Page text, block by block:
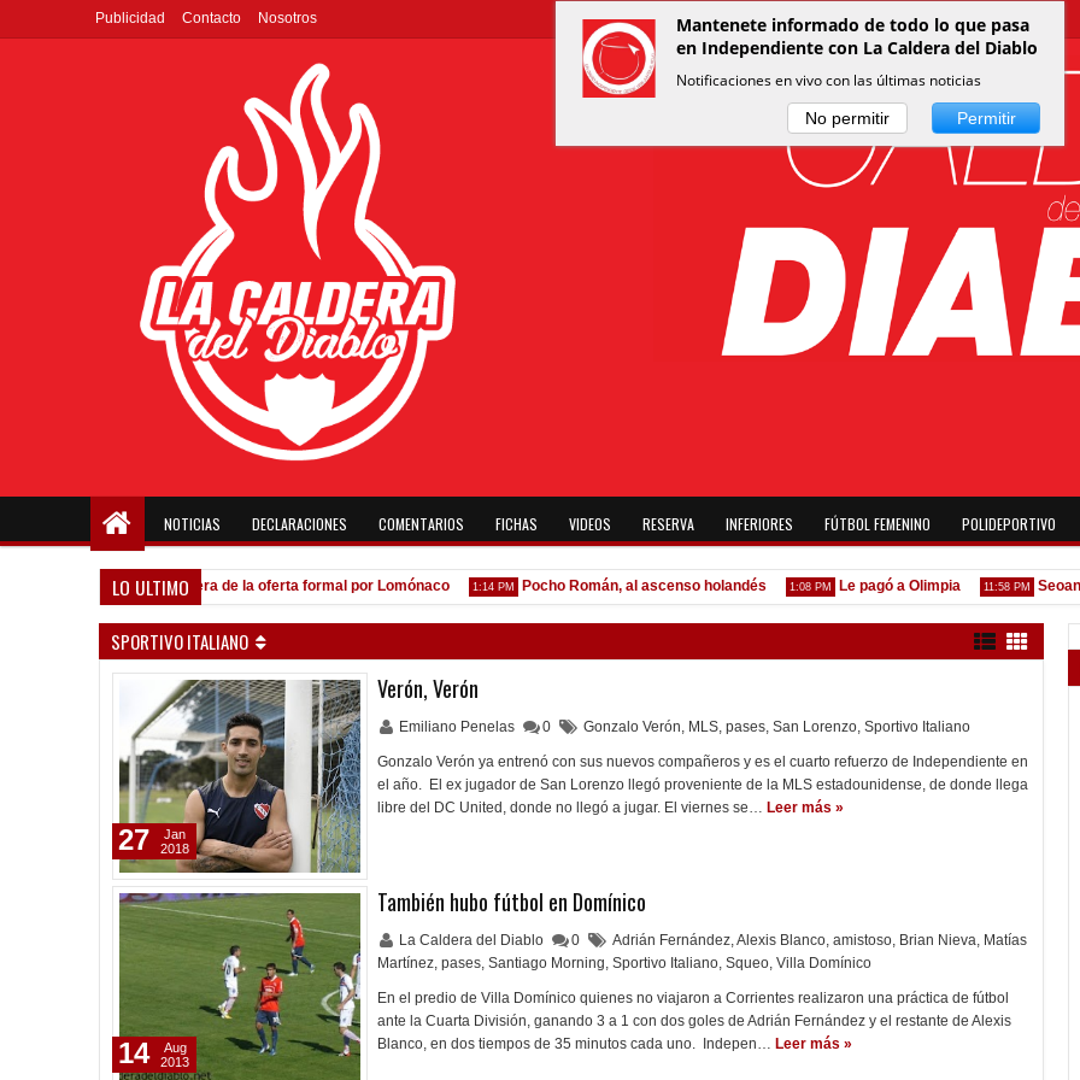
Publicidad Contacto Nosotros
NOTICIAS DECLARACIONES COMENTARIOS FICHAS VIDEOS RESERVA INFERIORES FÚTBOL FEMENINO POLIDEPORTIVO
LO ULTIMO
A la espera de la oferta formal por Lomónaco 1:14 PM Pocho Román, al ascenso holandés 1:08 PM Le pagó a Olimpia 11:58 PM Seoane:
SPORTIVO ITALIANO
Verón, Verón
Emiliano Penelas 0 Gonzalo Verón, MLS, pases, San Lorenzo, Sportivo Italiano
Gonzalo Verón ya entrenó con sus nuevos compañeros y es el cuarto refuerzo de Independiente en
el año. El ex jugador de San Lorenzo llegó proveniente de la MLS estadounidense, de donde llega
libre del DC United, donde no llegó a jugar. El viernes se… Leer más »
27
Jan
2018
También hubo fútbol en Domínico
La Caldera del Diablo 0 Adrián Fernández,Alexis Blanco, amistoso, Brian Nieva, Matías
Martínez, pases, Santiago Morning, Sportivo Italiano, Squeo, Villa Domínico
En el predio de Villa Domínico quienes no viajaron a Corrientes realizaron una práctica de fútbol
ante la Cuarta División, ganando 3 a 1 con dos goles de Adrián Fernández y el restante de Alexis
Blanco, en dos tiempos de 35 minutos cada uno. Indepen… Leer más »
14
Aug
2013
Mantenete informado de todo lo que pasa
en Independiente con La Caldera del Diablo
Notificaciones en vivo con las últimas noticias
No permitir Permitir